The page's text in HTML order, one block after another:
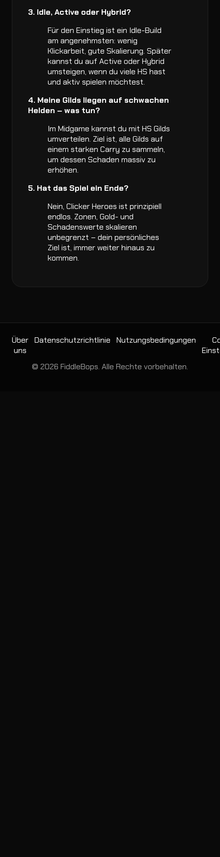
3. Idle, Active oder Hybrid?
Für den Einstieg ist ein Idle-Build
am angenehmsten: wenig
Klickarbeit, gute Skalierung. Später
kannst du auf Active oder Hybrid
umsteigen, wenn du viele HS hast
und aktiv spielen möchtest.
4. Meine Gilds liegen auf schwachen
Helden – was tun?
Im Midgame kannst du mit HS Gilds
umverteilen. Ziel ist, alle Gilds auf
einem starken Carry zu sammeln,
um dessen Schaden massiv zu
erhöhen.
5. Hat das Spiel ein Ende?
Nein, Clicker Heroes ist prinzipiell
endlos. Zonen, Gold- und
Schadenswerte skalieren
unbegrenzt – dein persönliches
Ziel ist, immer weiter hinaus zu
kommen.
Über
uns
Datenschutzrichtlinie Nutzungsbedingungen
© 2026 FiddleBops. Alle Rechte vorbehalten.